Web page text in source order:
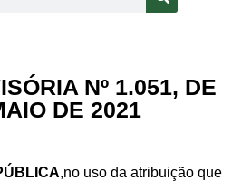
Nº 1.051, DE
DE 2021
,no uso da atribuição que